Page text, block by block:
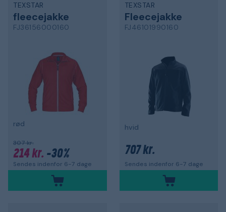
TEXSTAR
fleecejakke
FJ36156000160
rød
307 kr.
214 kr. -30%
Sendes indenfor 6-7 dage
TEXSTAR
Fleecejakke
FJ46101990160
hvid
707 kr.
Sendes indenfor 6-7 dage